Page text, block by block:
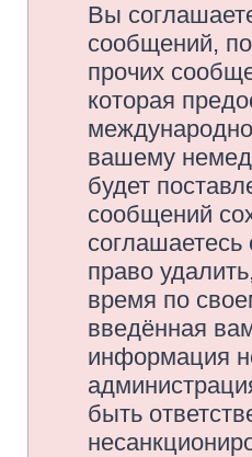
Вы
сообщений,
прочих
которая
вашему
будет
сообщений
право
время по
введённая
информация
быть